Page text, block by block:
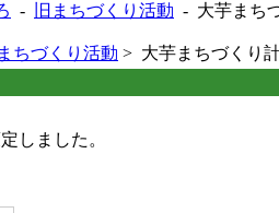
- 旧まちづくり活動 - 大芋まち
ちづくり活動 > 大芋まちづくり
しました。